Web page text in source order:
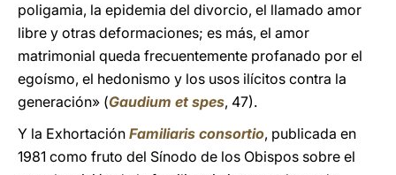
poligamia, la epidemia del divorcio, el llamado amor
libre y otras deformaciones; es más, el amor
matrimonial queda frecuentemente profanado por el
egoísmo, el hedonismo y los usos ilícitos contra la
generación» (Gaudium et spes, 47).
Y la Exhortación Familiaris consortio, publicada en
1981 como fruto del Sínodo de los Obispos sobre el